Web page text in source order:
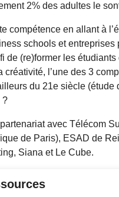
2% des adultes le
compétence en allant à
schools et entreprises
de (re)former les étudiants
créativité, l’une des 3
du 21e siècle (étude
?
avec Télécom
de Paris), ESAD de
Siana et Le Cube.